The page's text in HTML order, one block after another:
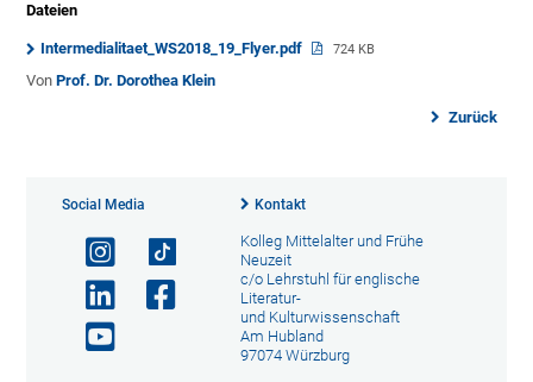
Dateien
Intermedialitaet_WS2018_19_Flyer.pdf 724 KB
VonProf. Dr. Dorothea Klein
Zurück
Social Media Kontakt
Kolleg Mittelalter und Frühe
Neuzeit
c/o Lehrstuhl für englische
Literatur-
und Kulturwissenschaft
Am Hubland
97074 Würzburg